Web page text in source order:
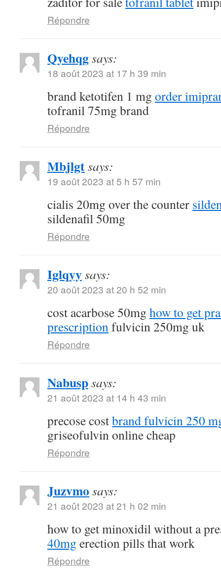
Répondre
Qyehqgsays:
18 août 2023 at 17 h 39 min
brand ketotifen 1 mg order
tofranil 75mg brand
Répondre
Mbjlgtsays:
19 août 2023 at 5 h 57 min
cialis 20mg over the counter
sildenafil 50mg
Répondre
Iglqyysays:
20 août 2023 at 20 h 52 min
cost acarbose 50mg how to get
prescriptionfulvicin 250mg uk
Répondre
Nabuspsays:
21 août 2023 at 14 h 43 min
precose costbrand fulvicin 250
griseofulvin online cheap
Répondre
Juzvmo says:
21 août 2023 at 21 h 02 min
how to get minoxidil without a
40mg erection pills that work
Répondre